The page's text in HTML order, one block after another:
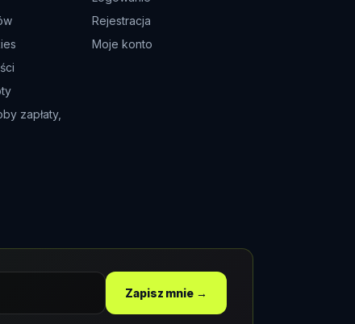
zapłaty,
Rejestracja
Moje konto
Zapisz mnie →